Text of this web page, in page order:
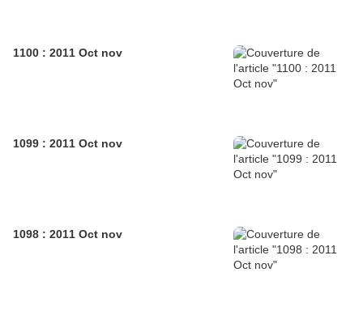
1100 : 2011 Oct nov
1099 : 2011 Oct nov
1098 : 2011 Oct nov